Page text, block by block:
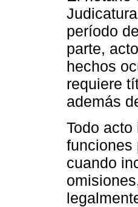
período
parte,
hechos
requiere
además
Todo
funciones
cuando